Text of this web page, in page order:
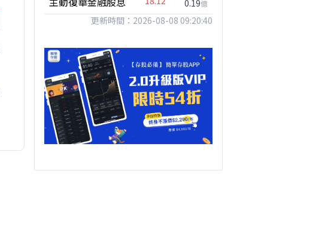
0.19億
更新時間：2026-08-08 09:20:40